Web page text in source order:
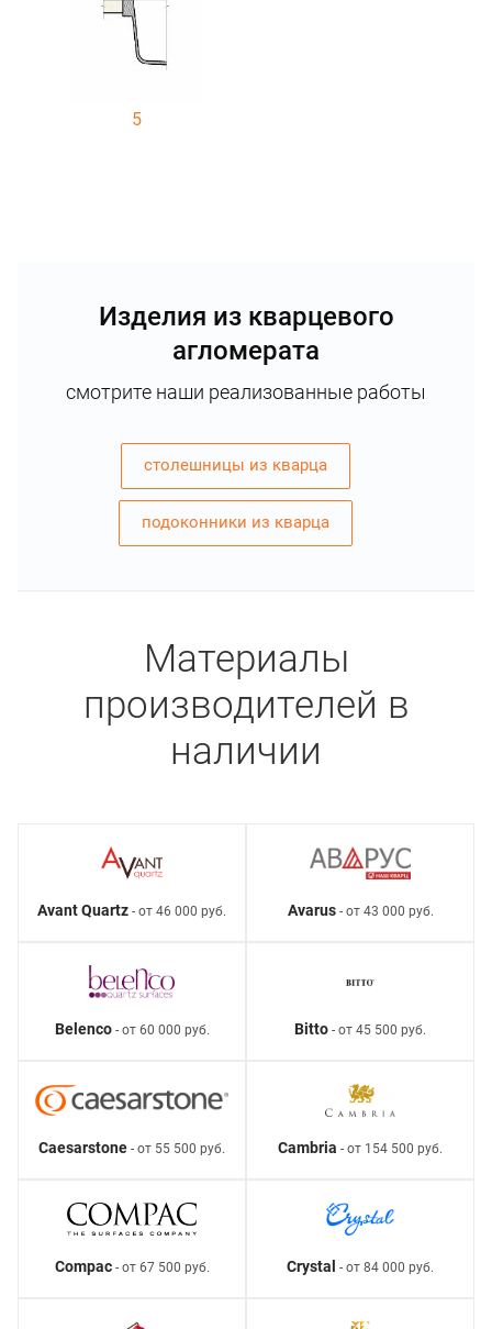
5
Изделия из кварцевого
агломерата
смотрите наши реализованные работы
столешницы из кварца
подоконники из кварца
Материалы
производителей в
наличии
Avant Quartz - от 46 000 руб. Avarus- от 43 000 руб.
Belenco- от 60 000 руб. Bitto - от 45 500 руб.
Caesarstone - от 55 500 руб. Cambria - от 154 500 руб.
Compac- от 67 500 руб. Crystal - от 84 000 руб.